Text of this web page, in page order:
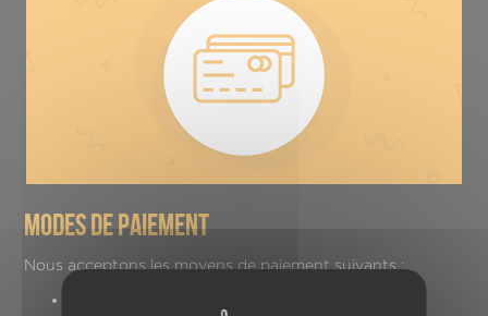
modes de paiement
Nous acceptons les moyens de paiement suivants :